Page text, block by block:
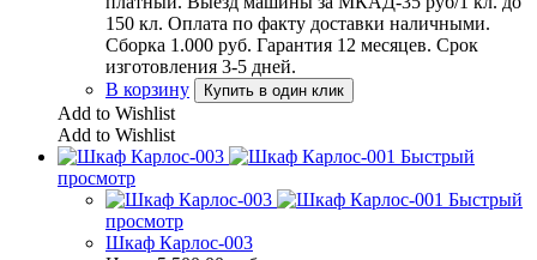
150 кл. Оплата по факту доставки наличными.
Сборка 1.000 руб. Гарантия 12 месяцев. Срок
изготовления 3-5 дней.
В корзину
Купить в один клик
Add to Wishlist
Add to Wishlist
Быстрый
просмотр
Быстрый
просмотр
Шкаф Карлос-003